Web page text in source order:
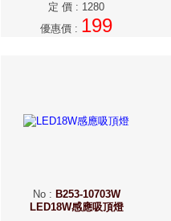
定 價 : 1280
優惠價 : 199
No: B253-10703W
LED18W感應吸頂燈